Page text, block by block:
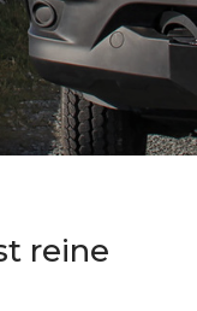
reine